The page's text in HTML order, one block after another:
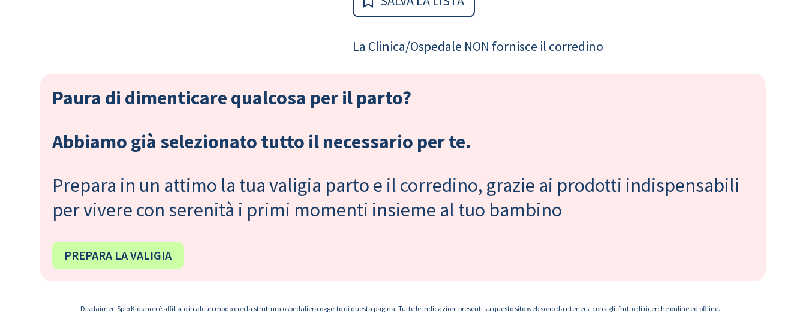
La Clinica/Ospedale NON fornisce il corredino
Paura di dimenticare qualcosa per il parto?
Abbiamo già selezionato tutto il necessario per te.
Prepara in un attimo la tua valigia parto e il corredino, grazie ai prodotti indispensabili
per vivere con serenità i primi momenti insieme al tuo bambino
PREPARA LA VALIGIA
Disclaimer: Spio Kids non è affiliato in alcun modo con la struttura ospedaliera oggetto di questa pagina. Tutte le indicazioni presenti su questo sito web sono da ritenersi consigli, frutto di ricerche online ed offline.